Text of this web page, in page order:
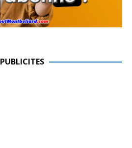
PUBLICITES